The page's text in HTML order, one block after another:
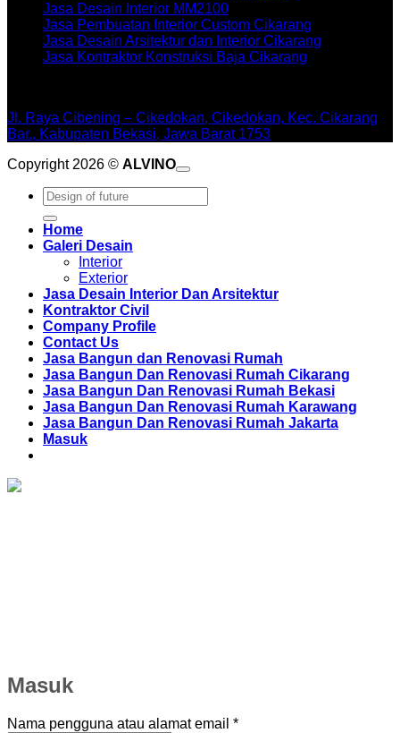
Jasa Desain Interior MM2100
Jasa Pembuatan Interior Custom Cikarang
Jasa Desain Arsitektur dan Interior Cikarang
Jasa Kontraktor Konstruksi Baja Cikarang
Jl. Raya Cibening – Cikedokan, Cikedokan, Kec. Cikarang
Bar., Kabupaten Bekasi, Jawa Barat 1753
Copyright 2026 © ALVINO
Pencarian
untuk:
Home
Galeri Desain
Interior
Exterior
Jasa Desain Interior Dan Arsitektur
Kontraktor Civil
Company Profile
Contact Us
Jasa Bangun dan Renovasi Rumah
Jasa Bangun Dan Renovasi Rumah Cikarang
Jasa Bangun Dan Renovasi Rumah Bekasi
Jasa Bangun Dan Renovasi Rumah Karawang
Jasa Bangun Dan Renovasi Rumah Jakarta
Masuk
Masuk
Nama pengguna atau alamat email *Wajib